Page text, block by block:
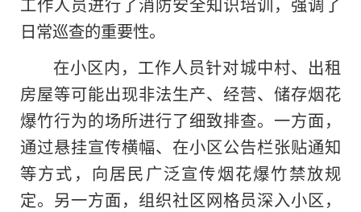
日常巡查的重要性。
在小区内，工作人员针对城中村、出租
房屋等可能出现非法生产、经营、储存烟花
爆竹行为的场所进行了细致排查。一方面，
通过悬挂宣传横幅、在小区公告栏张贴通知
等方式，向居民广泛宣传烟花爆竹禁放规
定。另一方面，组织社区网格员深入小区，